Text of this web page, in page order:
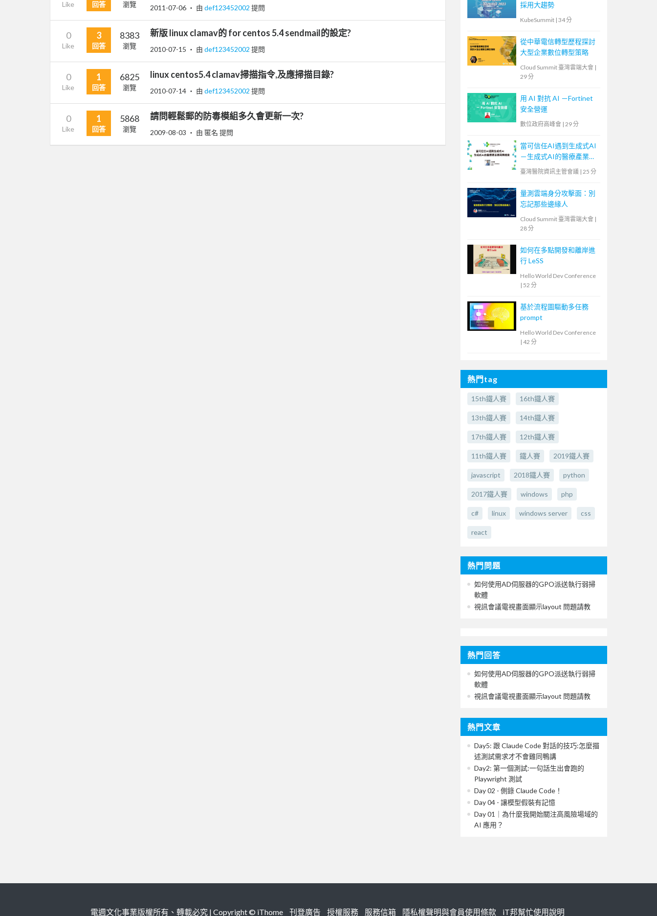
Like 回答 瀏覽 2011-07-06 ‧ 由 def123452002 提問
0
Like
3
回答
8383
瀏覽
新版 linux clamav的 for centos 5.4 sendmail的設定?
2010-07-15 ‧ 由 def123452002 提問
0
Like
1
回答
6825
瀏覽
linux centos5.4 clamav掃描指令,及應掃描目錄?
2010-07-14 ‧ 由 def123452002 提問
0
Like
1
回答
5868
瀏覽
請問輕鬆郵的防毒模組多久會更新一次?
2009-08-03 ‧ 由 匿名 提問
採用大趨勢
KubeSummit | 34 分
從中華電信轉型歷程探討
大型企業數位轉型策略
Cloud Summit 臺灣雲端大會 |
29 分
用 AI 對抗 AI －Fortinet
安全營運
數位政府高峰會 | 29 分
當可信任AI遇到生成式AI
－生成式AI的醫療產業應
用與機會
臺灣醫院資訊主管會議 | 25 分
量測雲端身分攻擊面：別
忘記那些邊緣人
Cloud Summit 臺灣雲端大會 |
28 分
如何在多點開發和離岸進
行 LeSS
Hello World Dev Conference
| 52 分
基於流程圖驅動多任務
prompt
Hello World Dev Conference
| 42 分
熱門tag
15th鐵人賽 16th鐵人賽
13th鐵人賽 14th鐵人賽
17th鐵人賽 12th鐵人賽
11th鐵人賽 鐵人賽 2019鐵人賽
javascript 2018鐵人賽 python
2017鐵人賽 windows php
c# linux windows server css
react
熱門問題
如何使用AD伺服器的GPO派送執行弱掃
軟體
視訊會議電視畫面顯示layout 問題請教
熱門回答
如何使用AD伺服器的GPO派送執行弱掃
軟體
視訊會議電視畫面顯示layout 問題請教
熱門文章
Day5: 跟 Claude Code 對話的技巧:怎麼描
述測試需求才不會雞同鴨講
Day2: 第一個測試:一句話生出會跑的
Playwright 測試
Day 02 - 側錄 Claude Code！
Day 04 - 讓模型假裝有記憶
Day 01｜為什麼我開始關注高風險場域的
AI 應用？
電週文化事業版權所有、轉載必究 | Copyright © iThome 刊登廣告 授權服務 服務信箱 隱私權聲明與會員使用條款 iT邦幫忙使用說明